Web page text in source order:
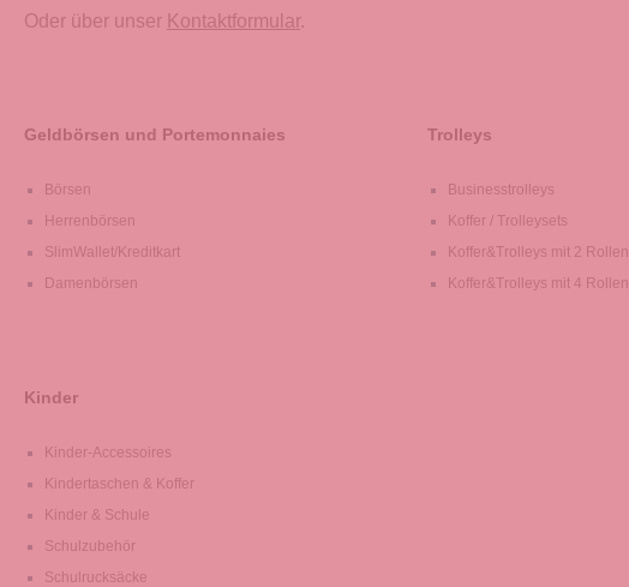
Oder über unser Kontaktformular.
Geldbörsen und Portemonnaies
Börsen
Herrenbörsen
SlimWallet/Kreditkart
Damenbörsen
Trolleys
Businesstrolleys
Koffer / Trolleysets
Koffer&Trolleys mit 2 Rollen
Koffer&Trolleys mit 4 Rollen
Kinder
Kinder-Accessoires
Kindertaschen & Koffer
Kinder & Schule
Schulzubehör
Schulrucksäcke